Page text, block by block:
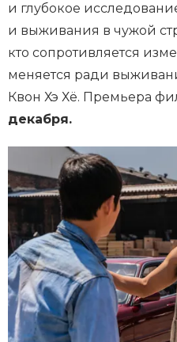
и глубокое
и выживания в чужой
кто сопротивляется
меняется ради
Квон Хэ Хё. Премьера
декабря.